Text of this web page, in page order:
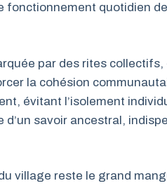
fonctionnement quotidien
par des rites
la cohésion
évitant l’isolement
d’un savoir ancestral,
village reste le grand